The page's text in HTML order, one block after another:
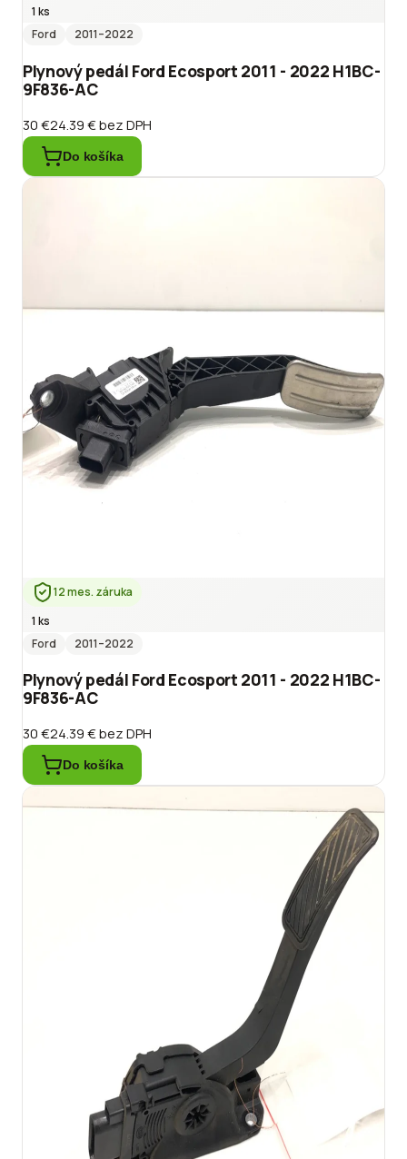
1 ks
Ford
2011–2022
Plynový pedál Ford Ecosport 2011 - 2022 H1BC-
9F836-AC
30 €24.39 €bez DPH
Do košíka
12 mes. záruka
1 ks
Ford
2011–2022
Plynový pedál Ford Ecosport 2011 - 2022 H1BC-
9F836-AC
30 €24.39 €bez DPH
Do košíka